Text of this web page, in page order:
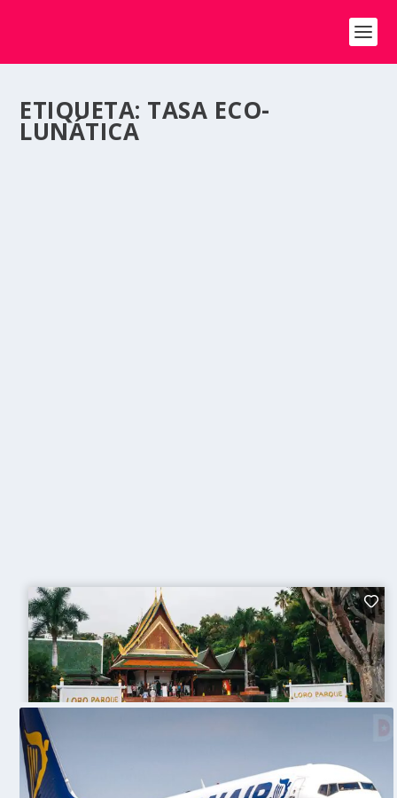
ETIQUETA: TASA ECO-
LUNÁTICA